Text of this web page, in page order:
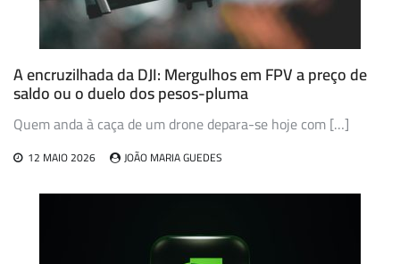
A encruzilhada da DJI: Mergulhos em FPV a preço de
saldo ou o duelo dos pesos-pluma
Quem anda à caça de um drone depara-se hoje com […]
12 MAIO 2026 JOÃO MARIA GUEDES